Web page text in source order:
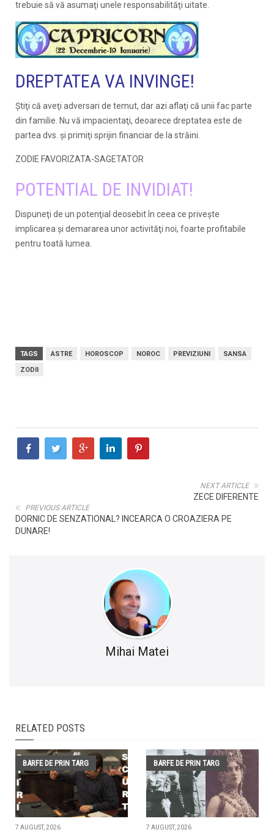
trebuie să vă asumaţi unele responsabilităţi uitate.
DREPTATEA VA INVINGE!
Ştiţi că aveţi adversari de temut, dar azi aflaţi că unii fac parte
din familie. Nu vă impacientaţi, deoarece dreptatea este de
partea dvs. şi primiţi sprijin financiar de la străini.
ZODIE FAVORIZATA-SAGETATOR
POTENTIAL DE INVIDIAT!
Dispuneţi de un potenţial deosebit în ceea ce priveşte
implicarea şi demararea unor activităţi noi, foarte profitabile
pentru toată lumea.
TAGS ASTRE HOROSCOP NOROC PREVIZIUNI
SANSA
ZODII
NEXT ARTICLE
ZECE DIFERENTE
PREVIOUS ARTICLE
DORNIC DE SENZATIONAL? INCEARCA O CROAZIERA PE
DUNARE!
Mihai Matei
RELATED POSTS
BARFE DE PRIN TARG
7 AUGUST, 2026
BARFE DE PRIN TARG
7 AUGUST, 2026